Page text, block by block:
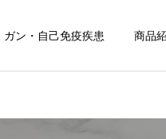
ガン・自己免疫疾患 商品